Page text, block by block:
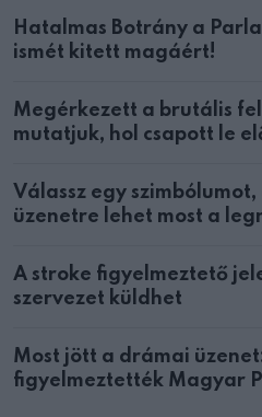
Hatalmas Botrány a
ismét kitett magáért!
Megérkezett a brutális
mutatjuk, hol csapott le
Válassz egy
üzenetre lehet most a
A stroke figyelmeztető
szervezet küldhet
Most jött a drámai
figyelmeztették Magyar